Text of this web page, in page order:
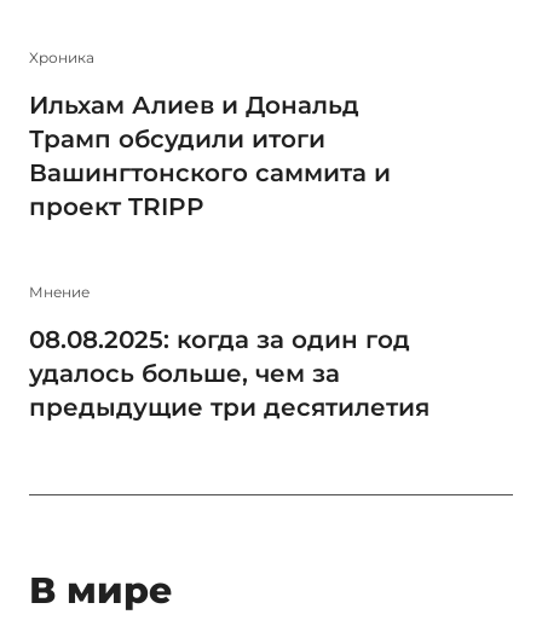
Xроника
Ильхам Алиев и Дональд
Трамп обсудили итоги
Вашингтонского саммита и
проект TRIPP
Мнение
08.08.2025: когда за один год
удалось больше, чем за
предыдущие три десятилетия
В мире